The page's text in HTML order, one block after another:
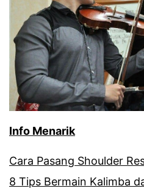
Info Menarik
Cara Pasang Shoulder
8 Tips Bermain Kalimba